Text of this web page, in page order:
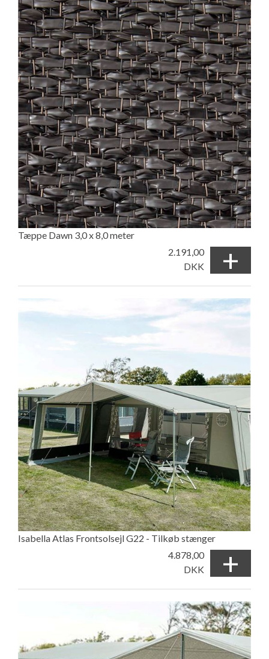
Tæppe Dawn 3,0 x 8,0 meter
2.191,00
DKK
+
Isabella Atlas Frontsolsejl G22 - Tilkøb stænger
4.878,00
DKK
+